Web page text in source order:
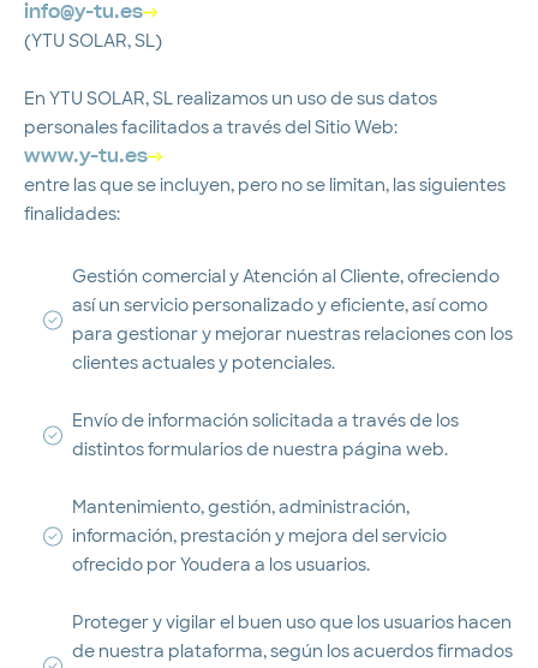
info@y-tu.es
(YTU SOLAR, SL)
En YTU SOLAR, SL realizamos un uso de sus datos
personales facilitados a través del Sitio Web:
www.y-tu.es
entre las que se incluyen, pero no se limitan, las siguientes
finalidades:
Gestión comercial y Atención al Cliente, ofreciendo
así un servicio personalizado y eficiente, así como
para gestionar y mejorar nuestras relaciones con los
clientes actuales y potenciales.
Envío de información solicitada a través de los
distintos formularios de nuestra página web.
Mantenimiento, gestión, administración,
información, prestación y mejora del servicio
ofrecido por Youdera a los usuarios.
Proteger y vigilar el buen uso que los usuarios hacen
de nuestra plataforma, según los acuerdos firmados